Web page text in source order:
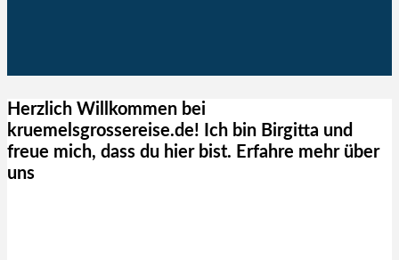
Herzlich Willkommen bei
kruemelsgrossereise.de! Ich bin Birgitta und
freue mich, dass du hier bist. Erfahre mehr über
uns